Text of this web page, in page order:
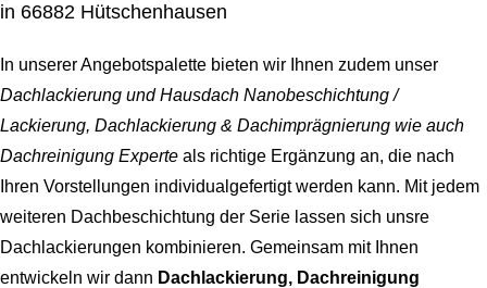
in 66882 Hütschenhausen
In unserer Angebotspalette bieten wir Ihnen zudem unser
Dachlackierung und Hausdach Nanobeschichtung /
Lackierung, Dachlackierung & Dachimprägnierung wie auch
Dachreinigung Experte als richtige Ergänzung an, die nach
Ihren Vorstellungen individualgefertigt werden kann. Mit jedem
weiteren Dachbeschichtung der Serie lassen sich unsre
Dachlackierungen kombinieren. Gemeinsam mit Ihnen
entwickeln wir dann Dachlackierung, Dachreinigung